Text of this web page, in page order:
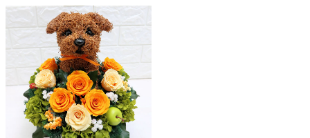
品
|
ア
ト
リ